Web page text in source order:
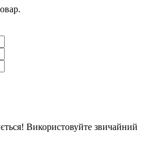
Використовуйте звичайний